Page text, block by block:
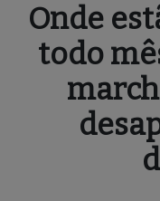
Onde
todo